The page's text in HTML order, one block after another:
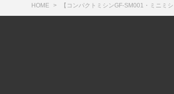
HOME 【コンパクトミシンGF-SM001・ミニミ